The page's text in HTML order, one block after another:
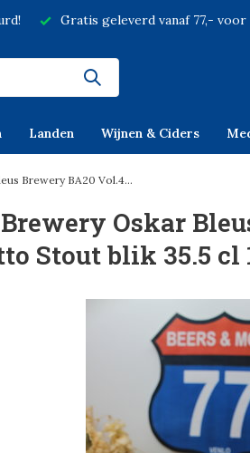
Gratis geleverd vanaf 77,- voor
Landen Wijnen & Ciders
Brewery BA20 Vol.4...
Oskar
Stout blik 35.5 cl